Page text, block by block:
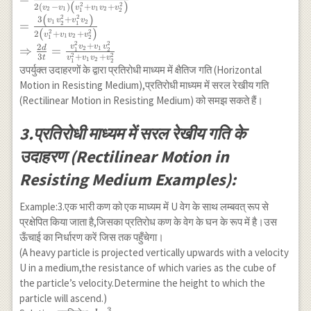
{v_2^3}\right)=k
t \\ \Rightarrow
\frac{1}{3}
\left(\frac{v_2^3-
v_1^3}{v_1^3
v_2^3}\right)=k
t \cdots(2)
{v_1^3 v_2^3}\right)} \\
\frac{d}
{t}=\frac{3\left(v_2^2-
v_1^2\right) v_1 v_2}
{2\left(v_2^3-v_1^3\right)}\\
=\frac{3\left(v_2-
v_1\right)\left(v_2+v_1\right)
\right)\left(v_1^2+v_1
v_2+v_2^2\right)} \\
=\frac{3\left(v_1
v_2^2+v_1^2 v_2\right)}
{2\left(v_1^2+v_1
v_2+v_2^2\right)} \\
\Rightarrow \frac{2 d}{3 t}
=\frac{v_1^2 v_2+v_1 v_2^2}
{v_1^2+v_1 v_2+v_2^2}
2(v2 −v1 )(v1
2 +v1 v2 +v2
2 )
=
2(v1
2 +v1 v2 +v2
2 )
3(v1 v2
2 +v1
2 v2 )
⇒ 3t
2d = v1
2 +v1 v2 +v2
2
v1
2 v2 +v1 v2
2
उपर्युक्त उदाहरणों के द्वारा प्रतिरोधी माध्यम में क्षैतिज गति (Horizontal
Motion in Resisting Medium),प्रतिरोधी माध्यम में सरल रेखीय गति
(Rectilinear Motion in Resisting Medium) को समझ सकते हैं।
3.प्रतिरोधी माध्यम में सरल रेखीय गति के
उदाहरण (Rectilinear Motion in
Resisting Medium Examples):
Example:3.एक भारी कण को एक माध्यम में U वेग के साथ लम्बवत् रूप से
प्रक्षेपित किया जाता है,जिसका प्रतिरोध कण के वेग के घन के रूप में है।उस
ऊँचाई का निर्धारण करें जिस तक पहुँचेगा।
(A heavy particle is projected vertically upwards with a velocity
U in a medium,the resistance of which varies as the cube of
the particle’s velocity.Determine the height to which the
particle will ascend.)